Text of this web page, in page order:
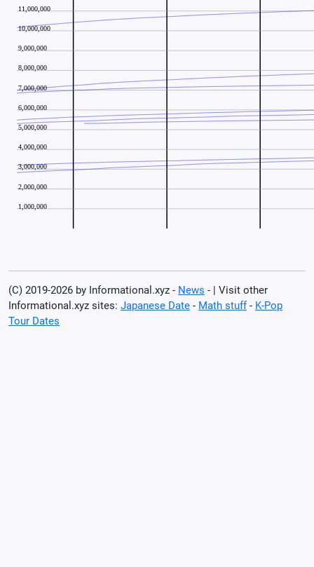
(C) 2019-2026 by Informational.xyz - News - | Visit other
Informational.xyz sites: Japanese Date - Math stuff- K-Pop
Tour Dates